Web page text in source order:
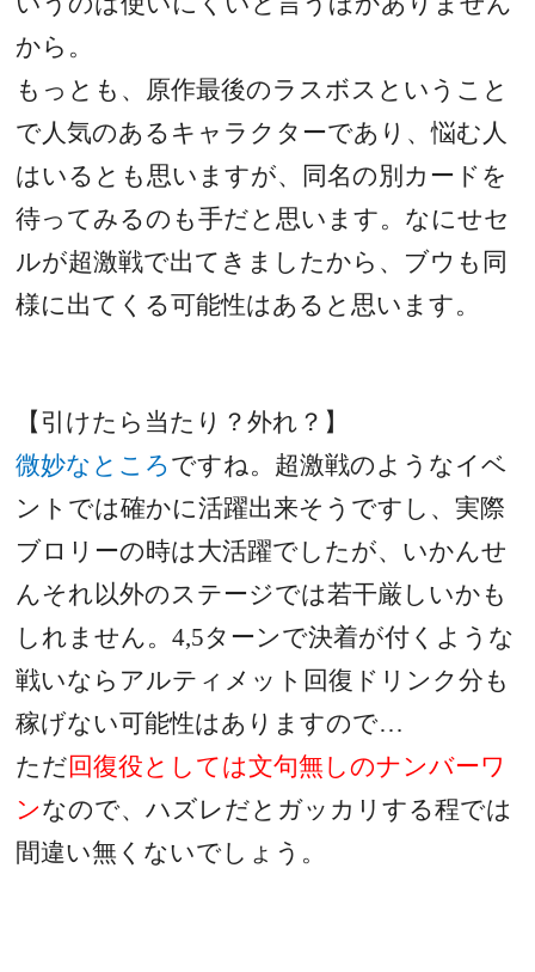
から。
もっとも、原作最後のラスボスということ
で人気のあるキャラクターであり、悩む人
はいるとも思いますが、同名の別カードを
待ってみるのも手だと思います。なにせセ
ルが超激戦で出てきましたから、ブウも同
様に出てくる可能性はあると思います。
【引けたら当たり？外れ？】
微妙なところですね。超激戦のようなイベ
ントでは確かに活躍出来そうですし、実際
ブロリーの時は大活躍でしたが、いかんせ
んそれ以外のステージでは若干厳しいかも
しれません。4,5ターンで決着が付くような
戦いならアルティメット回復ドリンク分も
稼げない可能性はありますので…
ただ回復役としては文句無しのナンバーワ
ンなので、ハズレだとガッカリする程では
間違い無くないでしょう。